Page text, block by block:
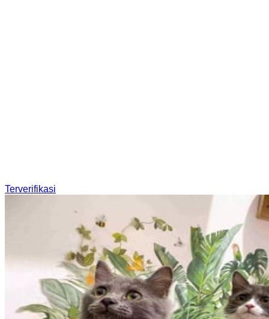
Terverifikasi